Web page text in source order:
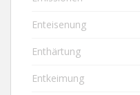
Enteisenung
Enthärtung
Entkeimung